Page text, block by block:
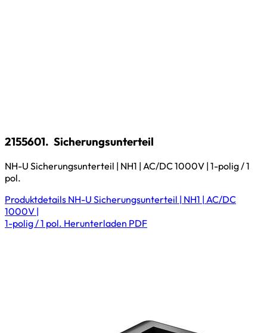
2155601. Sicherungsunterteil
NH-U Sicherungsunterteil | NH1 | AC/DC 1000V | 1-polig / 1
pol.
Produktdetails NH-U Sicherungsunterteil | NH1 | AC/DC
1000V |
1-polig / 1 pol. Herunterladen PDF